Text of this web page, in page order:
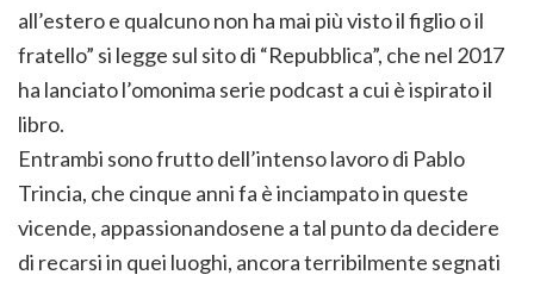
all’estero e qualcuno non ha mai più visto il figlio o il
fratello” si legge sul sito di “Repubblica”, che nel 2017
ha lanciato l’omonima serie podcast a cui è ispirato il
libro.
Entrambi sono frutto dell’intenso lavoro di Pablo
Trincia, che cinque anni fa è inciampato in queste
vicende, appassionandosene a tal punto da decidere
di recarsi in quei luoghi, ancora terribilmente segnati